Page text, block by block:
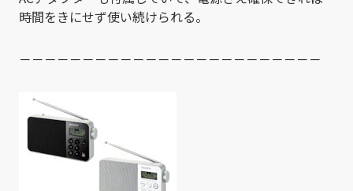
時間をきにせず使い続けられる。
－－－－－－－－－－－－－－－－－－－－－－－－